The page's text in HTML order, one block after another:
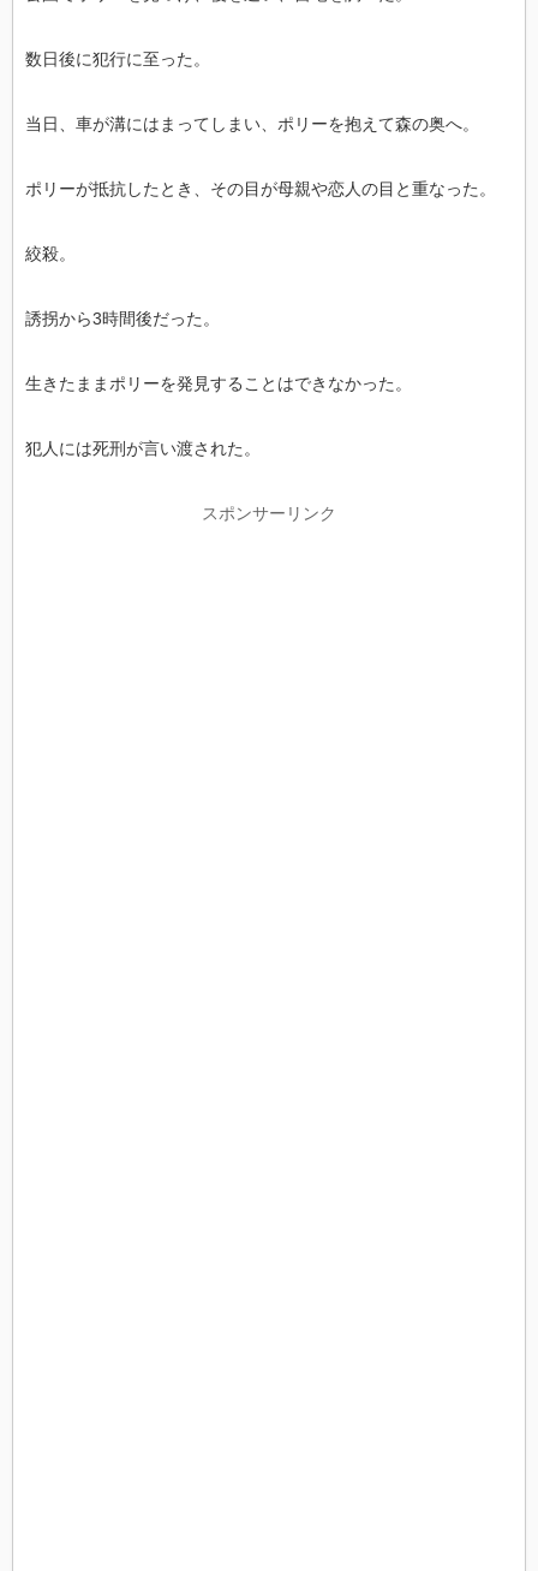
数日後に犯行に至った。
当日、車が溝にはまってしまい、ポリーを抱えて森の奥へ。
ポリーが抵抗したとき、その目が母親や恋人の目と重なった。
絞殺。
誘拐から3時間後だった。
生きたままポリーを発見することはできなかった。
犯人には死刑が言い渡された。
スポンサーリンク